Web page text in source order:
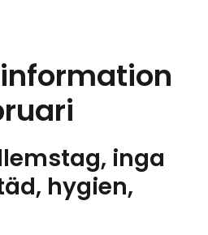
inga
hygien,